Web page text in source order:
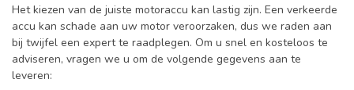
Het kiezen van de juiste motoraccu kan lastig zijn. Een verkeerde
accu kan schade aan uw motor veroorzaken, dus we raden aan
bij twijfel een expert te raadplegen. Om u snel en kosteloos te
adviseren, vragen we u om de volgende gegevens aan te
leveren: